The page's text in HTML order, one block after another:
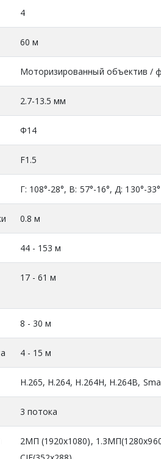
4
60 м
Моторизированный объектив /
2.7-13.5 мм
Ф14
F1.5
Г: 108°-28°, В: 57°-16°, Д: 130°-33°
0.8 м
44 - 153 м
17 - 61 м
8 - 30 м
4 - 15 м
H.265, H.264, H.264H, H.264B,
3 потока
2МП (1920x1080),